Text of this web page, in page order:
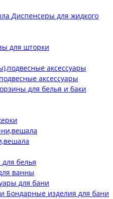
Диспенсеры для жидкого
для шторки
аксессуары
для белья и баки
белья
ванны
для бани
Бондарные изделия для бани